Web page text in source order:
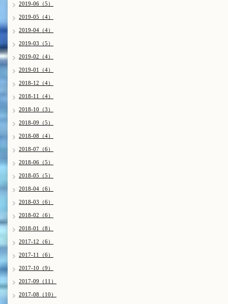
2019-06（5）
2019-05（4）
2019-04（4）
2019-03（5）
2019-02（4）
2019-01（4）
2018-12（4）
2018-11（4）
2018-10（3）
2018-09（5）
2018-08（4）
2018-07（6）
2018-06（5）
2018-05（5）
2018-04（6）
2018-03（6）
2018-02（6）
2018-01（8）
2017-12（6）
2017-11（6）
2017-10（9）
2017-09（11）
2017-08（10）